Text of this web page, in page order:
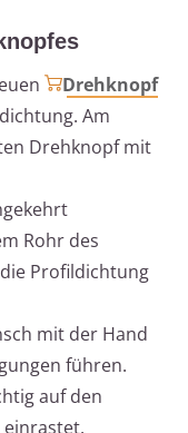
Drehknopf
Am
Drehknopf mit
Rohr des
Profildichtung
mit der Hand
führen.
auf den
einrastet.